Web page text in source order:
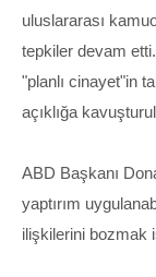
uluslararası
tepkiler devam
"planlı cinayet"in
açıklığa
ABD Başkanı
yaptırım
ilişkilerini bozmak